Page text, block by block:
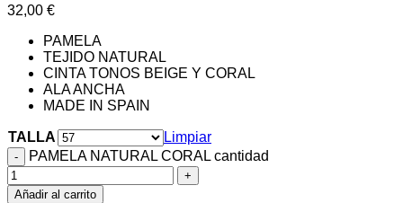
32,00 €
PAMELA
TEJIDO NATURAL
CINTA TONOS BEIGE Y CORAL
ALA ANCHA
MADE IN SPAIN
TALLA
Limpiar
PAMELA NATURAL CORAL cantidad
Añadir al carrito